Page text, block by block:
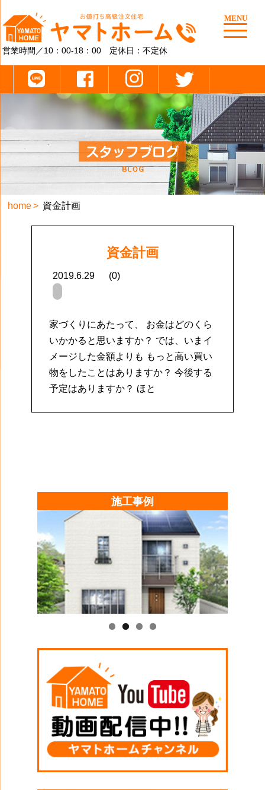
営業時間／10：00-18：00 定休日：不定休
home 資金計画
資金計画
2019.6.29 (0)
家づくりにあたって、 お金はどのくら
いかかると思いますか？ では、いまイ
メージした金額よりも もっと高い買い
物をしたことはありますか？ 今後する
予定はありますか？ ほと
施工事例
MENU